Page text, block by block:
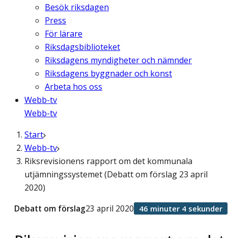
Besök riksdagen
Press
För lärare
Riksdagsbiblioteket
Riksdagens myndigheter och nämnder
Riksdagens byggnader och konst
Arbeta hos oss
Webb-tv
Webb-tv
Start
Webb-tv
Riksrevisionens rapport om det kommunala
utjämningssystemet (Debatt om förslag 23 april
2020)
Debatt om förslag23 april 2020 46 minuter 4 sekunder